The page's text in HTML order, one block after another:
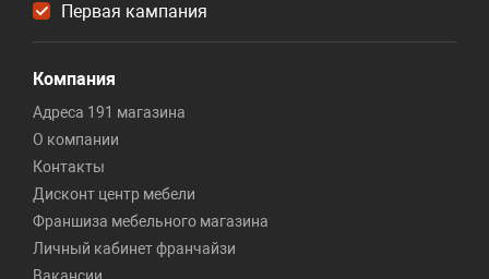
Первая кампания
Компания
Адреса 191 магазина
О компании
Контакты
Дисконт центр мебели
Франшиза мебельного магазина
Личный кабинет франчайзи